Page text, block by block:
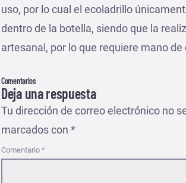
uso, por lo cual el ecoladrillo
dentro de la botella, siendo que la
artesanal, por lo que requiere mano de
Comentarios
Deja una respuesta
Tu dirección de correo electrónico no
marcados con *
Comentario *